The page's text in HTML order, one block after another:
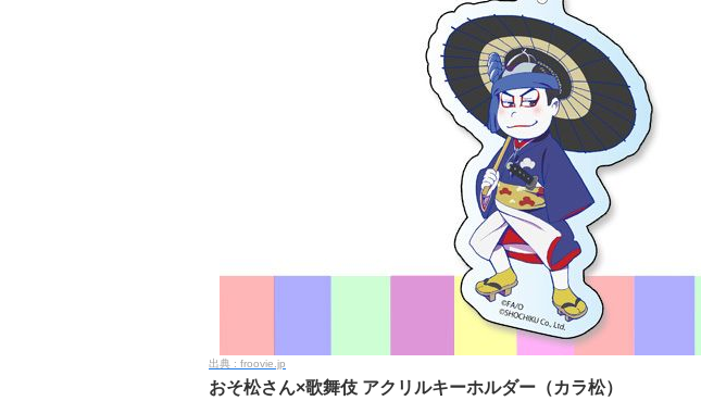
froovie.jp
おそ松さん×歌舞伎 アクリルキーホルダー（カラ松）